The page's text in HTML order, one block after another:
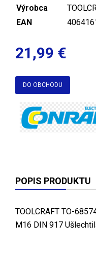
Výrobca
EAN
21,99 €
DO OBCHODU
POPIS PRODUKTU
TOOLCRAFT TO-
M16 DIN 917